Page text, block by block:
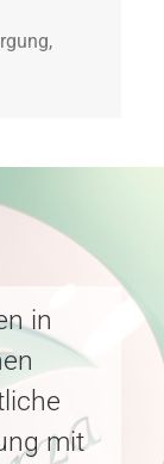
in
mit